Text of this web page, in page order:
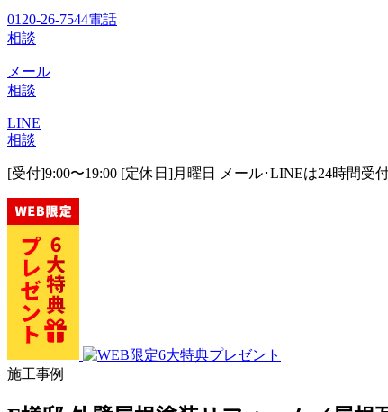
0120-26-7544電話
相談
メール
相談
LINE
相談
[受付]9:00〜19:00 [定休日]月曜日 メール･LINEは24時間受付
施工事例